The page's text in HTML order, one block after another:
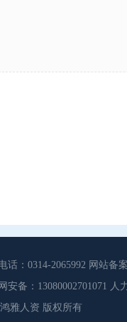
：0314-2065992 网站备
备：13080002701071 人
鸿雅人资 版权所有